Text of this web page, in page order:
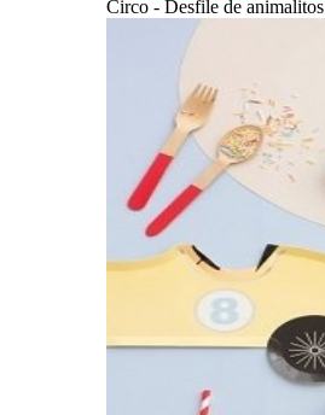
Circo - Desfile de animalitos